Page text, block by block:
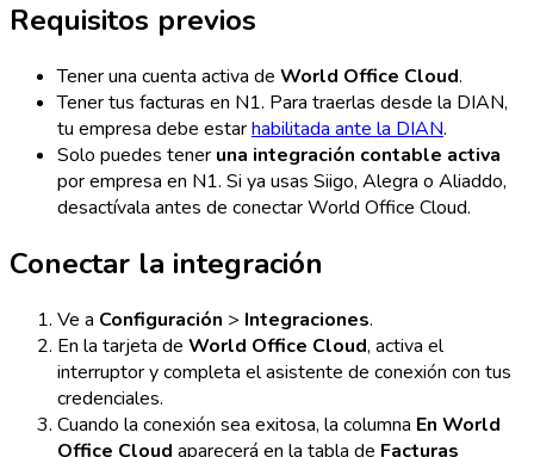
Requisitos previos
Tener una cuenta activa de World Office Cloud.
Tener tus facturas en N1. Para traerlas desde la DIAN,
tu empresa debe estarhabilitada ante la DIAN.
Solo puedes tener una integración contable activa
por empresa en N1. Si ya usas Siigo, Alegra o Aliaddo,
desactívala antes de conectar World Office Cloud.
Conectar la integración
Ve a Configuración > Integraciones.
En la tarjeta de World Office Cloud, activa el
interruptor y completa el asistente de conexión con tus
credenciales.
Cuando la conexión sea exitosa, la columna En World
Office Cloud aparecerá en la tabla de Facturas